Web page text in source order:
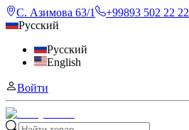
С. Азимова 63/1
+99893 502 22 22
Русский
Русский
English
Войти